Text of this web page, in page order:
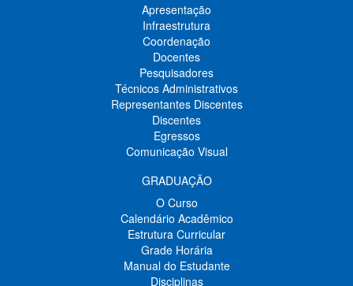
Apresentação
Infraestrutura
Coordenação
Docentes
Pesquisadores
Técnicos Administrativos
Representantes Discentes
Discentes
Egressos
Comunicação Visual
GRADUAÇÃO
O Curso
Calendário Acadêmico
Estrutura Curricular
Grade Horária
Manual do Estudante
Disciplinas